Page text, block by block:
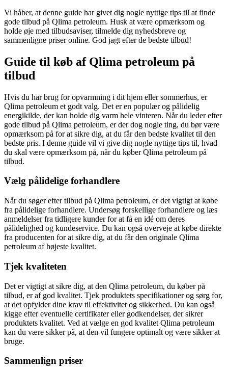
Vi håber, at denne guide har givet dig nogle nyttige tips til at finde
gode tilbud på Qlima petroleum. Husk at være opmærksom og
holde øje med tilbudsaviser, tilmelde dig nyhedsbreve og
sammenligne priser online. God jagt efter de bedste tilbud!
Guide til køb af Qlima petroleum på
tilbud
Hvis du har brug for opvarmning i dit hjem eller sommerhus, er
Qlima petroleum et godt valg. Det er en populær og pålidelig
energikilde, der kan holde dig varm hele vinteren. Når du leder efter
gode tilbud på Qlima petroleum, er der dog nogle ting, du bør være
opmærksom på for at sikre dig, at du får den bedste kvalitet til den
bedste pris. I denne guide vil vi give dig nogle nyttige tips til, hvad
du skal være opmærksom på, når du køber Qlima petroleum på
tilbud.
Vælg pålidelige forhandlere
Når du søger efter tilbud på Qlima petroleum, er det vigtigt at købe
fra pålidelige forhandlere. Undersøg forskellige forhandlere og læs
anmeldelser fra tidligere kunder for at få en idé om deres
pålidelighed og kundeservice. Du kan også overveje at købe direkte
fra producenten for at sikre dig, at du får den originale Qlima
petroleum af højeste kvalitet.
Tjek kvaliteten
Det er vigtigt at sikre dig, at den Qlima petroleum, du køber på
tilbud, er af god kvalitet. Tjek produktets specifikationer og sørg for,
at det opfylder dine krav til effektivitet og sikkerhed. Du kan også
kigge efter eventuelle certifikater eller godkendelser, der sikrer
produktets kvalitet. Ved at vælge en god kvalitet Qlima petroleum
kan du være sikker på, at den vil fungere optimalt og være sikker at
bruge.
Sammenlign priser